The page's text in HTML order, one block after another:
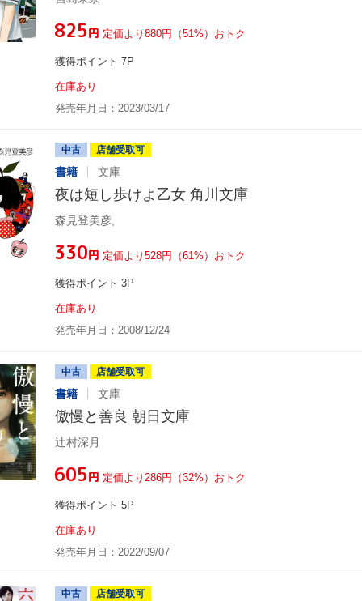
¥825円 定価より880円（51%）おトク
獲得ポイント 7P
在庫あり
発売年月日：2023/03/17
中古 店舗受取可
書籍 文庫
夜は短し歩けよ乙女 角川文庫
森見登美彦,
¥330円 定価より528円（61%）おトク
獲得ポイント 3P
在庫あり
発売年月日：2008/12/24
中古 店舗受取可
書籍 文庫
傲慢と善良 朝日文庫
辻村深月
¥605円 定価より286円（32%）おトク
獲得ポイント 5P
在庫あり
発売年月日：2022/09/07
中古 店舗受取可